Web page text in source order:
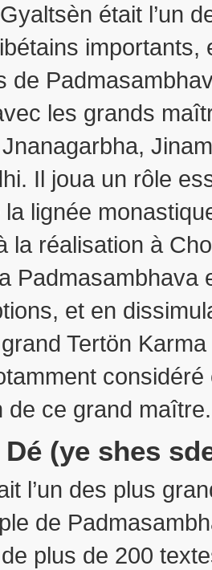
était l’un
importants,
de
les grands
Il joua un rôle
la lignée
la réalisation à
Padmasambhava
et en
Tertön
considéré
de ce grand maître.
(ye shes
l’un des plus
de
plus de 200